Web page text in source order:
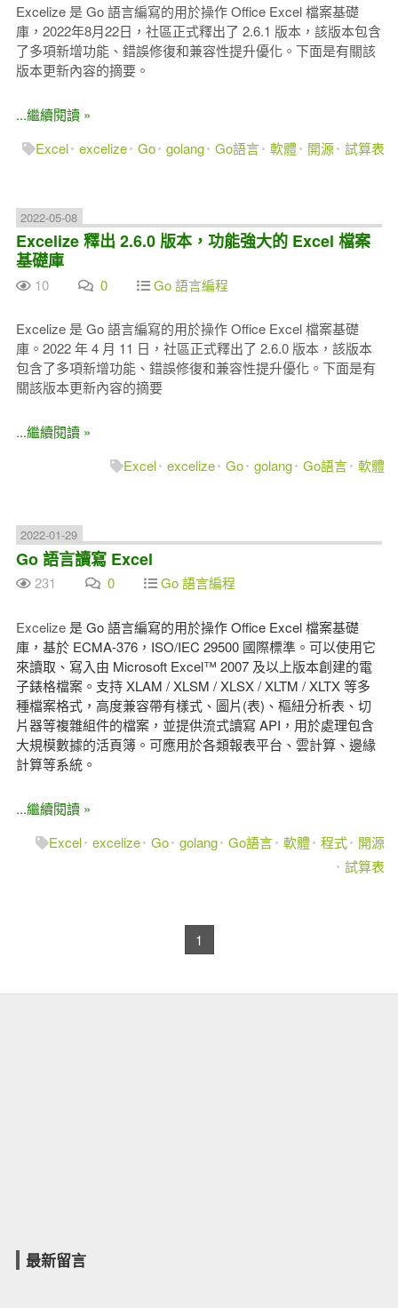
Excelize 是 Go 語言編寫的用於操作 Office Excel 檔案基礎
庫，2022年8月22日，社區正式釋出了 2.6.1 版本，該版本包含
了多項新增功能、錯誤修復和兼容性提升優化。下面是有關該
版本更新內容的摘要。
...繼續閱讀 »
Excel excelize Go golang Go語言 軟體 開源 試算表
2022-05-08
Excelize 釋出 2.6.0 版本，功能強大的 Excel 檔案
基礎庫
10 0 Go 語言編程
Excelize 是 Go 語言編寫的用於操作 Office Excel 檔案基礎
庫。2022 年 4 月 11 日，社區正式釋出了 2.6.0 版本，該版本
包含了多項新增功能、錯誤修復和兼容性提升優化。下面是有
關該版本更新內容的摘要
...繼續閱讀 »
Excel excelize Go golang Go語言 軟體
2022-01-29
Go 語言讀寫 Excel
231 0 Go 語言編程
Excelize是 Go 語言編寫的用於操作 Office Excel 檔案基礎
庫，基於 ECMA-376，ISO/IEC 29500 國際標準。可以使用它
來讀取、寫入由 Microsoft Excel™ 2007 及以上版本創建的電
子錶格檔案。支持 XLAM / XLSM / XLSX / XLTM / XLTX 等多
種檔案格式，高度兼容帶有樣式、圖片(表)、樞紐分析表、切
片器等複雜組件的檔案，並提供流式讀寫 API，用於處理包含
大規模數據的活頁簿。可應用於各類報表平台、雲計算、邊緣
計算等系統。
...繼續閱讀 »
Excel excelize Go golang Go語言 軟體 程式
開源
試算表
1
最新留言